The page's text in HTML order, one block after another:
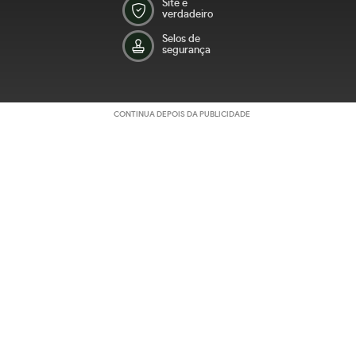
Site é
verdadeiro
Selos de
segurança
CONTINUA DEPOIS DA PUBLICIDADE